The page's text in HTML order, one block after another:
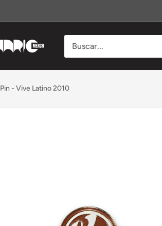
Pin - Vive Latino 2010